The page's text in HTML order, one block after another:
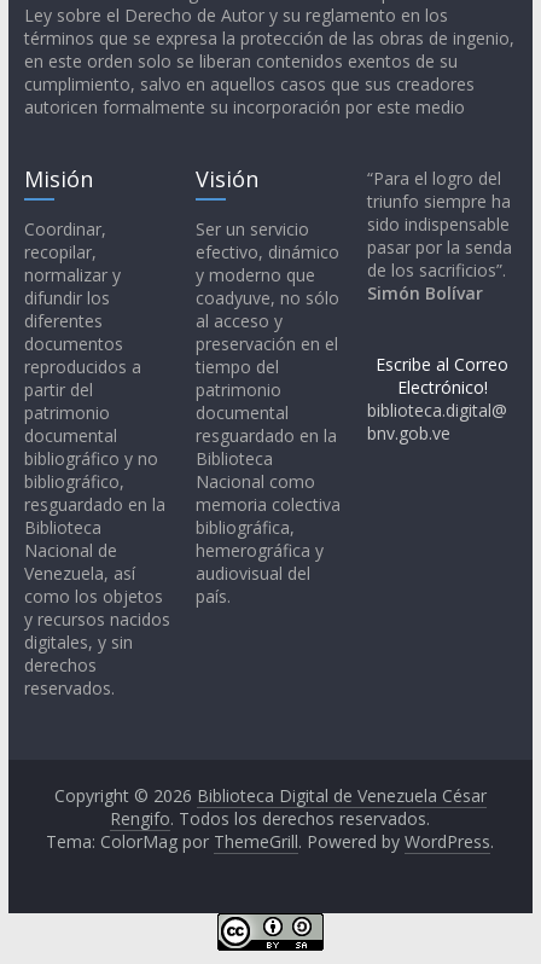
Ley sobre el Derecho de Autor y su reglamento en los
términos que se expresa la protección de las obras de ingenio,
en este orden solo se liberan contenidos exentos de su
cumplimiento, salvo en aquellos casos que sus creadores
autoricen formalmente su incorporación por este medio
Misión
Coordinar,
recopilar,
normalizar y
difundir los
diferentes
documentos
reproducidos a
partir del
patrimonio
documental
bibliográfico y no
bibliográfico,
resguardado en la
Biblioteca
Nacional de
Venezuela, así
como los objetos
y recursos nacidos
digitales, y sin
derechos
reservados.
Visión
Ser un servicio
efectivo, dinámico
y moderno que
coadyuve, no sólo
al acceso y
preservación en el
tiempo del
patrimonio
documental
resguardado en la
Biblioteca
Nacional como
memoria colectiva
bibliográfica,
hemerográfica y
audiovisual del
país.
“Para el logro del
triunfo siempre ha
sido indispensable
pasar por la senda
de los sacrificios”.
Simón Bolívar
Escribe al Correo
Electrónico!
biblioteca.digital@
bnv.gob.ve
Copyright © 2026 Biblioteca Digital de Venezuela César
Rengifo. Todos los derechos reservados.
Tema: ColorMag por ThemeGrill. Powered byWordPress.